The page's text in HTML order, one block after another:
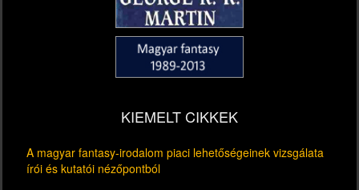
KIEMELT CIKKEK
A magyar fantasy-irodalom piaci lehetőségeinek vizsgálata
írói és kutatói nézőpontból